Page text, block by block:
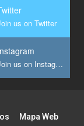
us on Twitter
Join us on Instagram
Mapa Web